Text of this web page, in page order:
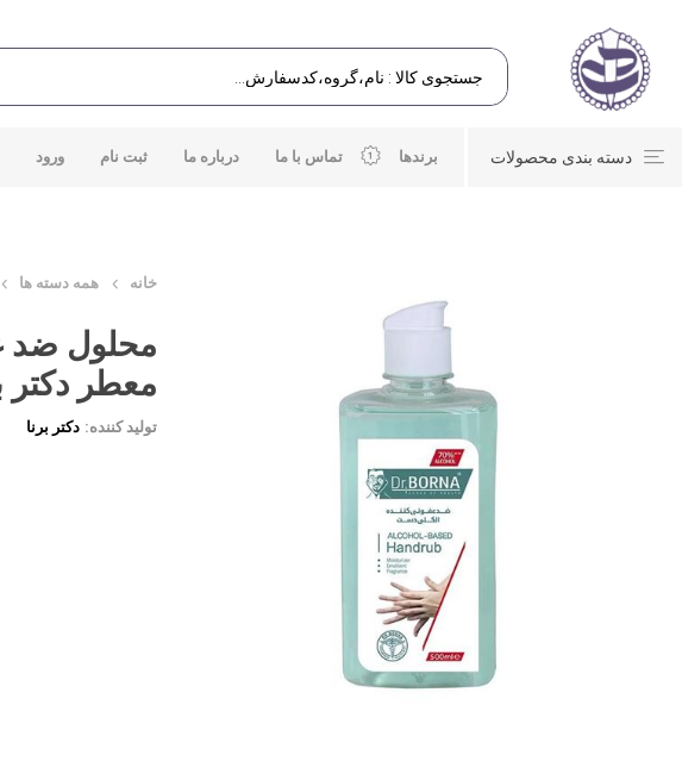
دسته بندی محصولات برندها تماس با ما درباره ما ثبت نام ورود
خانه همه دسته ها
محلول
معطر دکتر
تولید کننده: دکتر برنا